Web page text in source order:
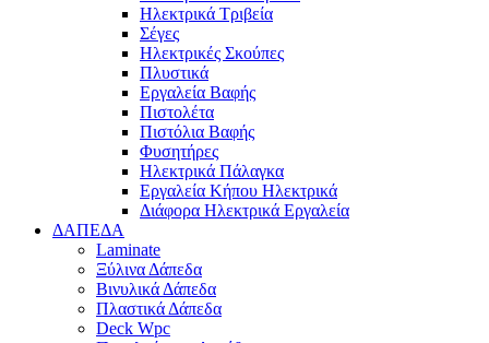
Ηλεκτρικά Τριβεία
Σέγες
Ηλεκτρικές Σκούπες
Πλυστικά
Εργαλεία Βαφής
Πιστολέτα
Πιστόλια Βαφής
Φυσητήρες
Ηλεκτρικά Πάλαγκα
Εργαλεία Κήπου Ηλεκτρικά
Διάφορα Ηλεκτρικά Εργαλεία
ΔΑΠΕΔΑ
Laminate
Ξύλινα Δάπεδα
Βινυλικά Δάπεδα
Πλαστικά Δάπεδα
Deck Wpc